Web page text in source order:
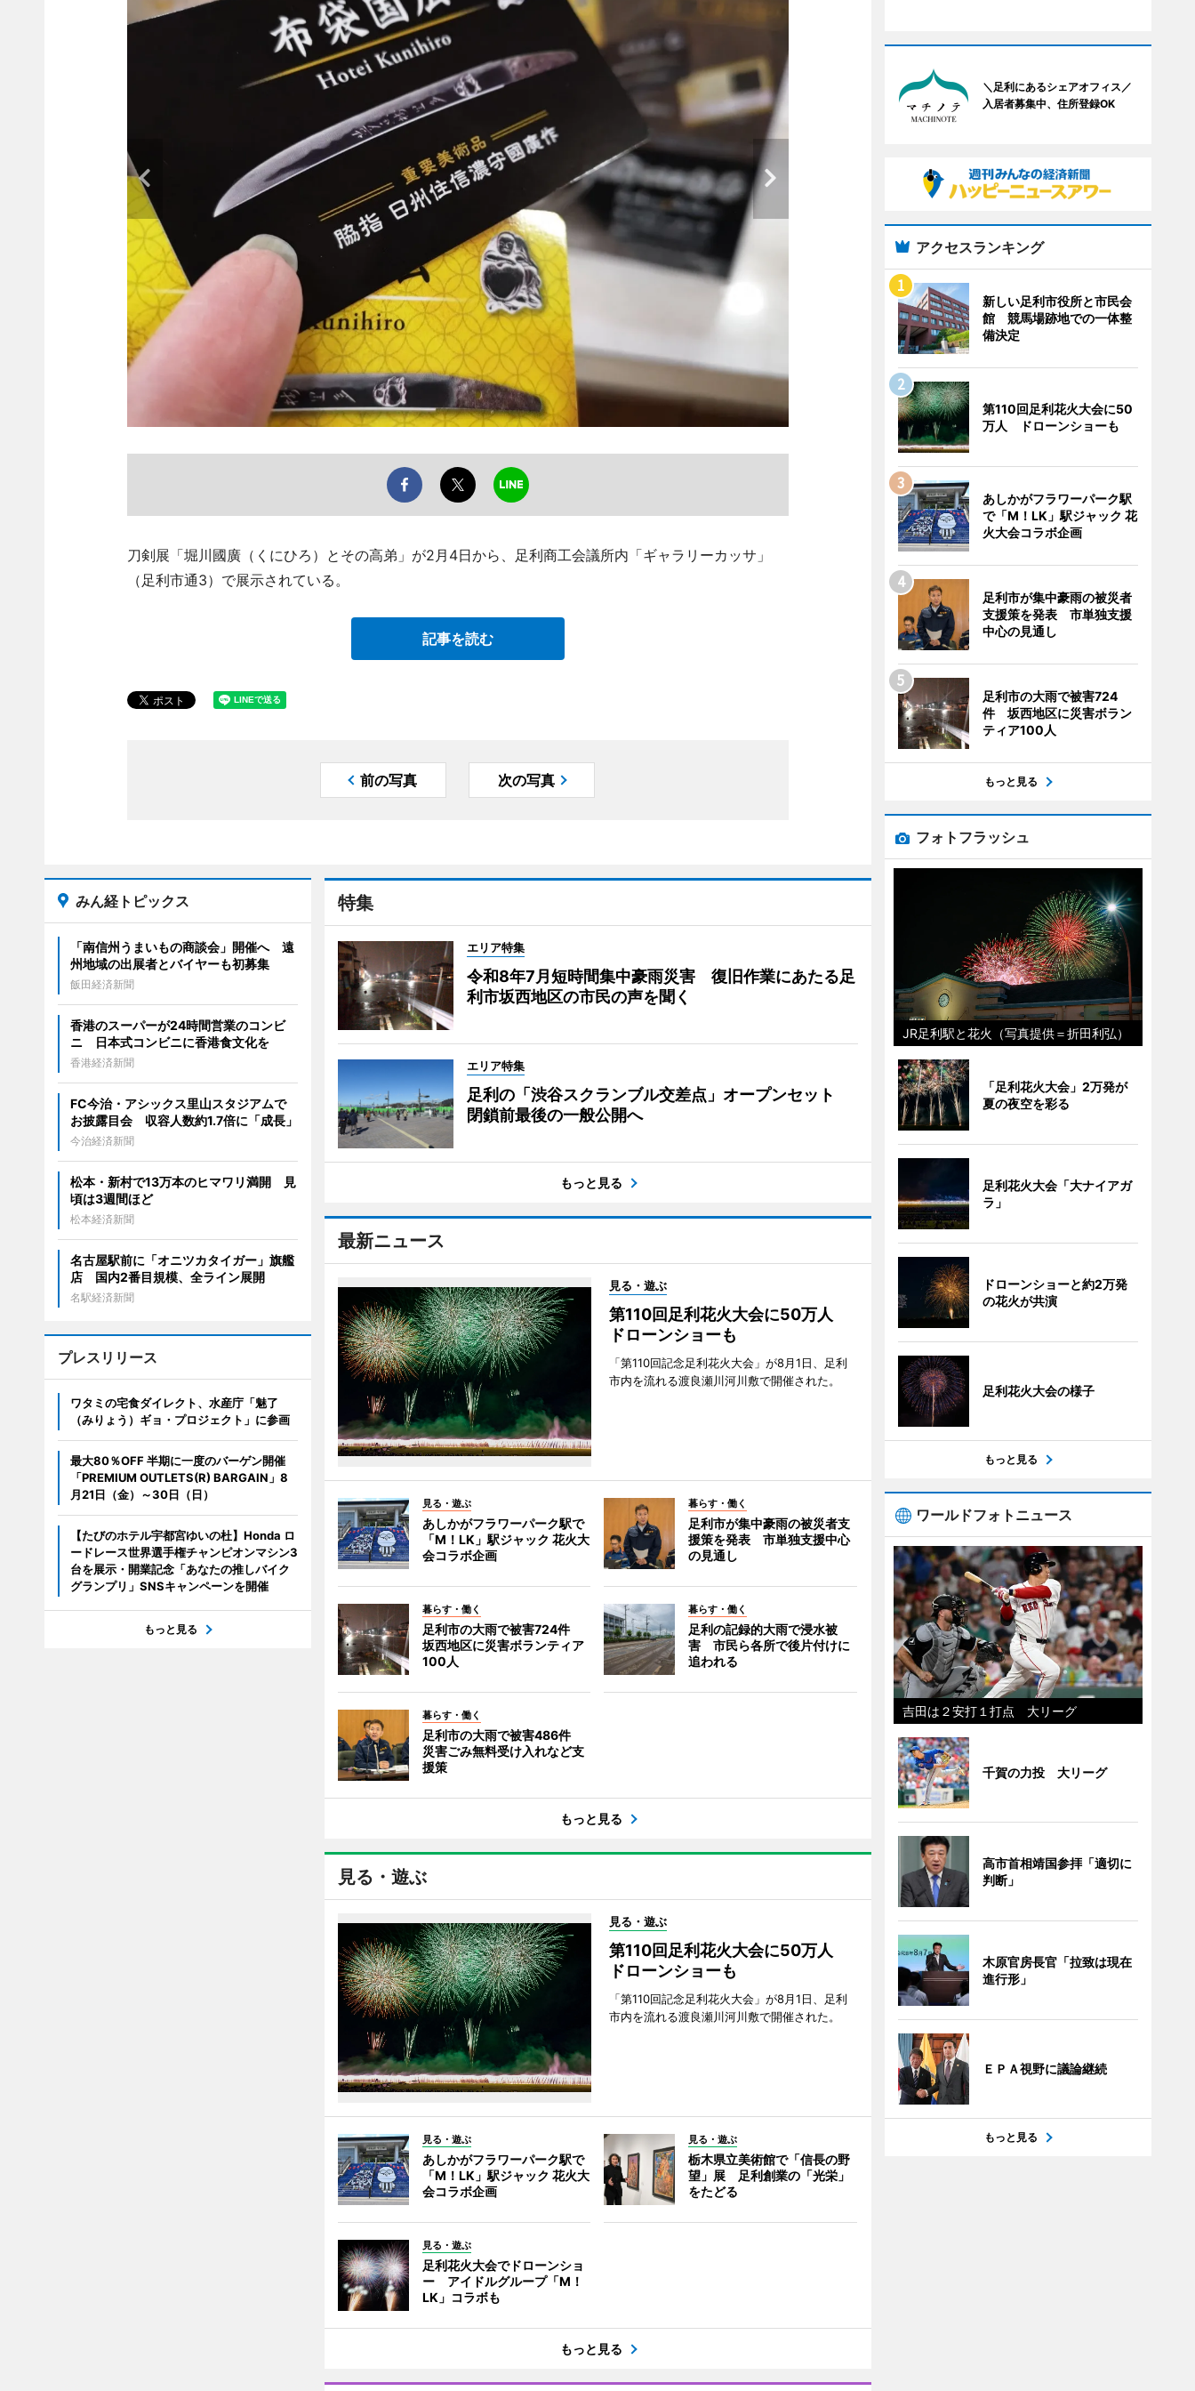
刀剣展「堀川國廣（くにひろ）とその高弟」が2月4日から、足利商工会議所内「ギャラリーカッサ」
（足利市通3）で展示されている。
記事を読む
前の写真 次の写真
特集
エリア特集
令和8年7月短時間集中豪雨災害 復旧作業にあたる足
利市坂西地区の市民の声を聞く
エリア特集
足利の「渋谷スクランブル交差点」オープンセット
閉鎖前最後の一般公開へ
もっと見る
最新ニュース
見る・遊ぶ
第110回足利花火大会に50万人
ドローンショーも
「第110回記念足利花火大会」が8月1日、足利
市内を流れる渡良瀬川河川敷で開催された。
見る・遊ぶ
あしかがフラワーパーク駅で
「M！LK」駅ジャック 花火大
会コラボ企画
暮らす・働く
足利市が集中豪雨の被災者支
援策を発表 市単独支援中心
の見通し
暮らす・働く
足利市の大雨で被害724件
坂西地区に災害ボランティア
100人
暮らす・働く
足利の記録的大雨で浸水被
害 市民ら各所で後片付けに
追われる
暮らす・働く
足利市の大雨で被害486件
災害ごみ無料受け入れなど支
援策
もっと見る
見る・遊ぶ
見る・遊ぶ
第110回足利花火大会に50万人
ドローンショーも
「第110回記念足利花火大会」が8月1日、足利
市内を流れる渡良瀬川河川敷で開催された。
見る・遊ぶ
あしかがフラワーパーク駅で
「M！LK」駅ジャック 花火大
会コラボ企画
見る・遊ぶ
栃木県立美術館で「信長の野
望」展 足利創業の「光栄」
をたどる
見る・遊ぶ
足利花火大会でドローンショ
ー アイドルグループ「M！
LK」コラボも
もっと見る
みん経トピックス
「南信州うまいもの商談会」開催へ 遠
州地域の出展者とバイヤーも初募集
飯田経済新聞
香港のスーパーが24時間営業のコンビ
ニ 日本式コンビニに香港食文化を
香港経済新聞
FC今治・アシックス里山スタジアムで
お披露目会 収容人数約1.7倍に「成長」
今治経済新聞
松本・新村で13万本のヒマワリ満開 見
頃は3週間ほど
松本経済新聞
名古屋駅前に「オニツカタイガー」旗艦
店 国内2番目規模、全ライン展開
名駅経済新聞
プレスリリース
ワタミの宅食ダイレクト、水産庁「魅了
（みりょう）ギョ・プロジェクト」に参画
最大80％OFF 半期に一度のバーゲン開催
「PREMIUM OUTLETS(R) BARGAIN」8
月21日（金）～30日（日）
【たびのホテル宇都宮ゆいの杜】Honda ロ
ードレース世界選手権チャンピオンマシン3
台を展示・開業記念「あなたの推しバイク
グランプリ」SNSキャンペーンを開催
もっと見る
＼足利にあるシェアオフィス／
入居者募集中、住所登録OK
アクセスランキング
新しい足利市役所と市民会
館 競馬場跡地での一体整
備決定
第110回足利花火大会に50
万人 ドローンショーも
あしかがフラワーパーク駅
で「M！LK」駅ジャック 花
火大会コラボ企画
足利市が集中豪雨の被災者
支援策を発表 市単独支援
中心の見通し
足利市の大雨で被害724
件 坂西地区に災害ボラン
ティア100人
もっと見る
フォトフラッシュ
JR足利駅と花火（写真提供＝折田利弘）
「足利花火大会」2万発が
夏の夜空を彩る
足利花火大会「大ナイアガ
ラ」
ドローンショーと約2万発
の花火が共演
足利花火大会の様子
もっと見る
ワールドフォトニュース
吉田は２安打１打点 大リーグ
千賀の力投 大リーグ
高市首相靖国参拝「適切に
判断」
木原官房長官「拉致は現在
進行形」
ＥＰＡ視野に議論継続
もっと見る